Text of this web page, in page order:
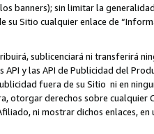
banners); sin limitar la
su Sitio cualquier enlace de
sublicenciará ni transferirá
API y las API de Publicidad del
fuera de su Sitio ni en
otorgar derechos sobre
ni mostrar dichos enlaces,